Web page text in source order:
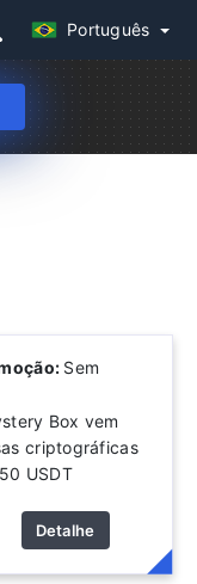
Português
Sem
Box vem
criptográficas
USDT
Detalhe